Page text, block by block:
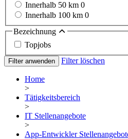
Innerhalb 50 km 0
Innerhalb 100 km 0
Bezeichnung
Topjobs
Filter anwenden Filter löschen
Home
>
Tätigkeitsbereich
>
IT Stellenangebote
>
App-Entwickler